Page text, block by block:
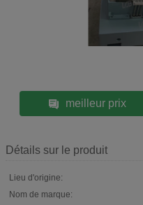
meilleur prix
Détails sur le produit
Lieu d'origine:
Nom de marque: